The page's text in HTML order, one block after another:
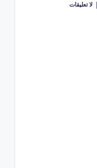
لا تعليقات